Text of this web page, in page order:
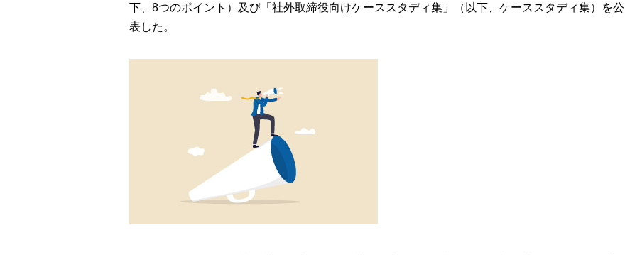
下、8つのポイント）及び「社外取締役向けケーススタディ集」（以下、ケーススタディ集）を公
表した。